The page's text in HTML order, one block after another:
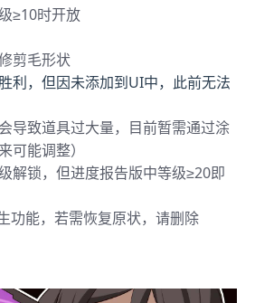
≥10时开放
剪毛形状
利，但因未添加到UI中，此前无法
导致道具过大量，目前暂需通过涂
可能调整）
解锁，但进度报告版中等级≥20即
功能，若需恢复原状，请删除